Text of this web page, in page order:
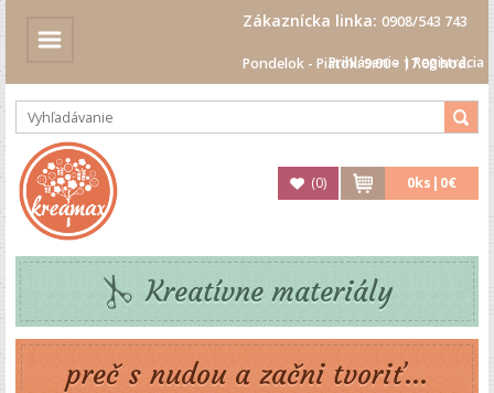
Zákaznícka linka: 0908/543 743
Pondelok - Piatok: 9.00 - 17.00 hod.
Prihlásenie|Registrácia
(0) 0ks| 0€
Kreatívne materiály
preč s nudou a začni tvoriť...